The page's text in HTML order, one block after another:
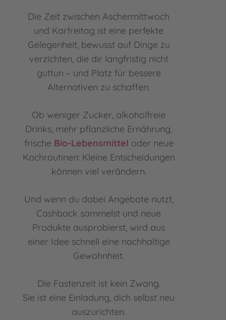
Die Zeit zwischen Aschermittwoch
und Karfreitag ist eine perfekte
Gelegenheit, bewusst auf Dinge zu
verzichten, die dir langfristig nicht
guttun – und Platz für bessere
Alternativen zu schaffen.
Ob weniger Zucker, alkoholfreie
Drinks, mehr pflanzliche Ernährung,
frische Bio-Lebensmittel oder neue
Kochroutinen: Kleine Entscheidungen
können viel verändern.
Und wenn du dabei Angebote nutzt,
Cashback sammelst und neue
Produkte ausprobierst, wird aus
einer Idee schnell eine nachhaltige
Gewohnheit.
Die Fastenzeit ist kein Zwang.
Sie ist eine Einladung, dich selbst neu
auszurichten.